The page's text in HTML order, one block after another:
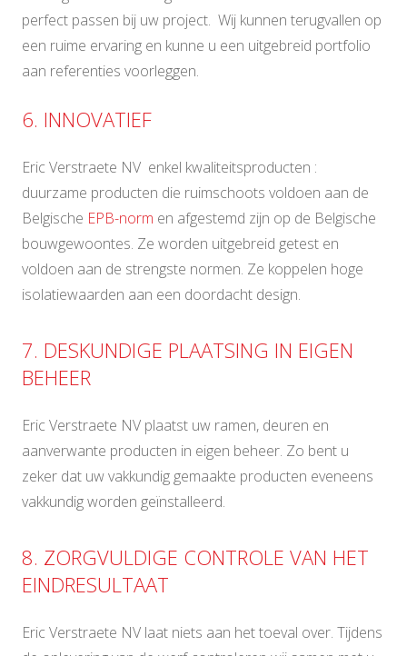
perfect passen bij uw project. Wij kunnen terugvallen op
een ruime ervaring en kunne u een uitgebreid portfolio
aan referenties voorleggen.
6. INNOVATIEF
Eric Verstraete NV enkel kwaliteitsproducten :
duurzame producten die ruimschoots voldoen aan de
Belgische EPB-norm en afgestemd zijn op de Belgische
bouwgewoontes. Ze worden uitgebreid getest en
voldoen aan de strengste normen. Ze koppelen hoge
isolatiewaarden aan een doordacht design.
7. DESKUNDIGE PLAATSING IN EIGEN
BEHEER
Eric Verstraete NV plaatst uw ramen, deuren en
aanverwante producten in eigen beheer. Zo bent u
zeker dat uw vakkundig gemaakte producten eveneens
vakkundig worden geïnstalleerd.
8. ZORGVULDIGE CONTROLE VAN HET
EINDRESULTAAT
Eric Verstraete NV laat niets aan het toeval over. Tijdens